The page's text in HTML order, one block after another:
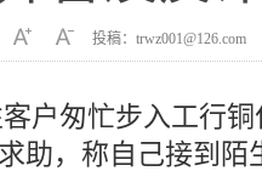
投稿：trwz001@126.com
户匆忙步入工行
助，称自己接到陌